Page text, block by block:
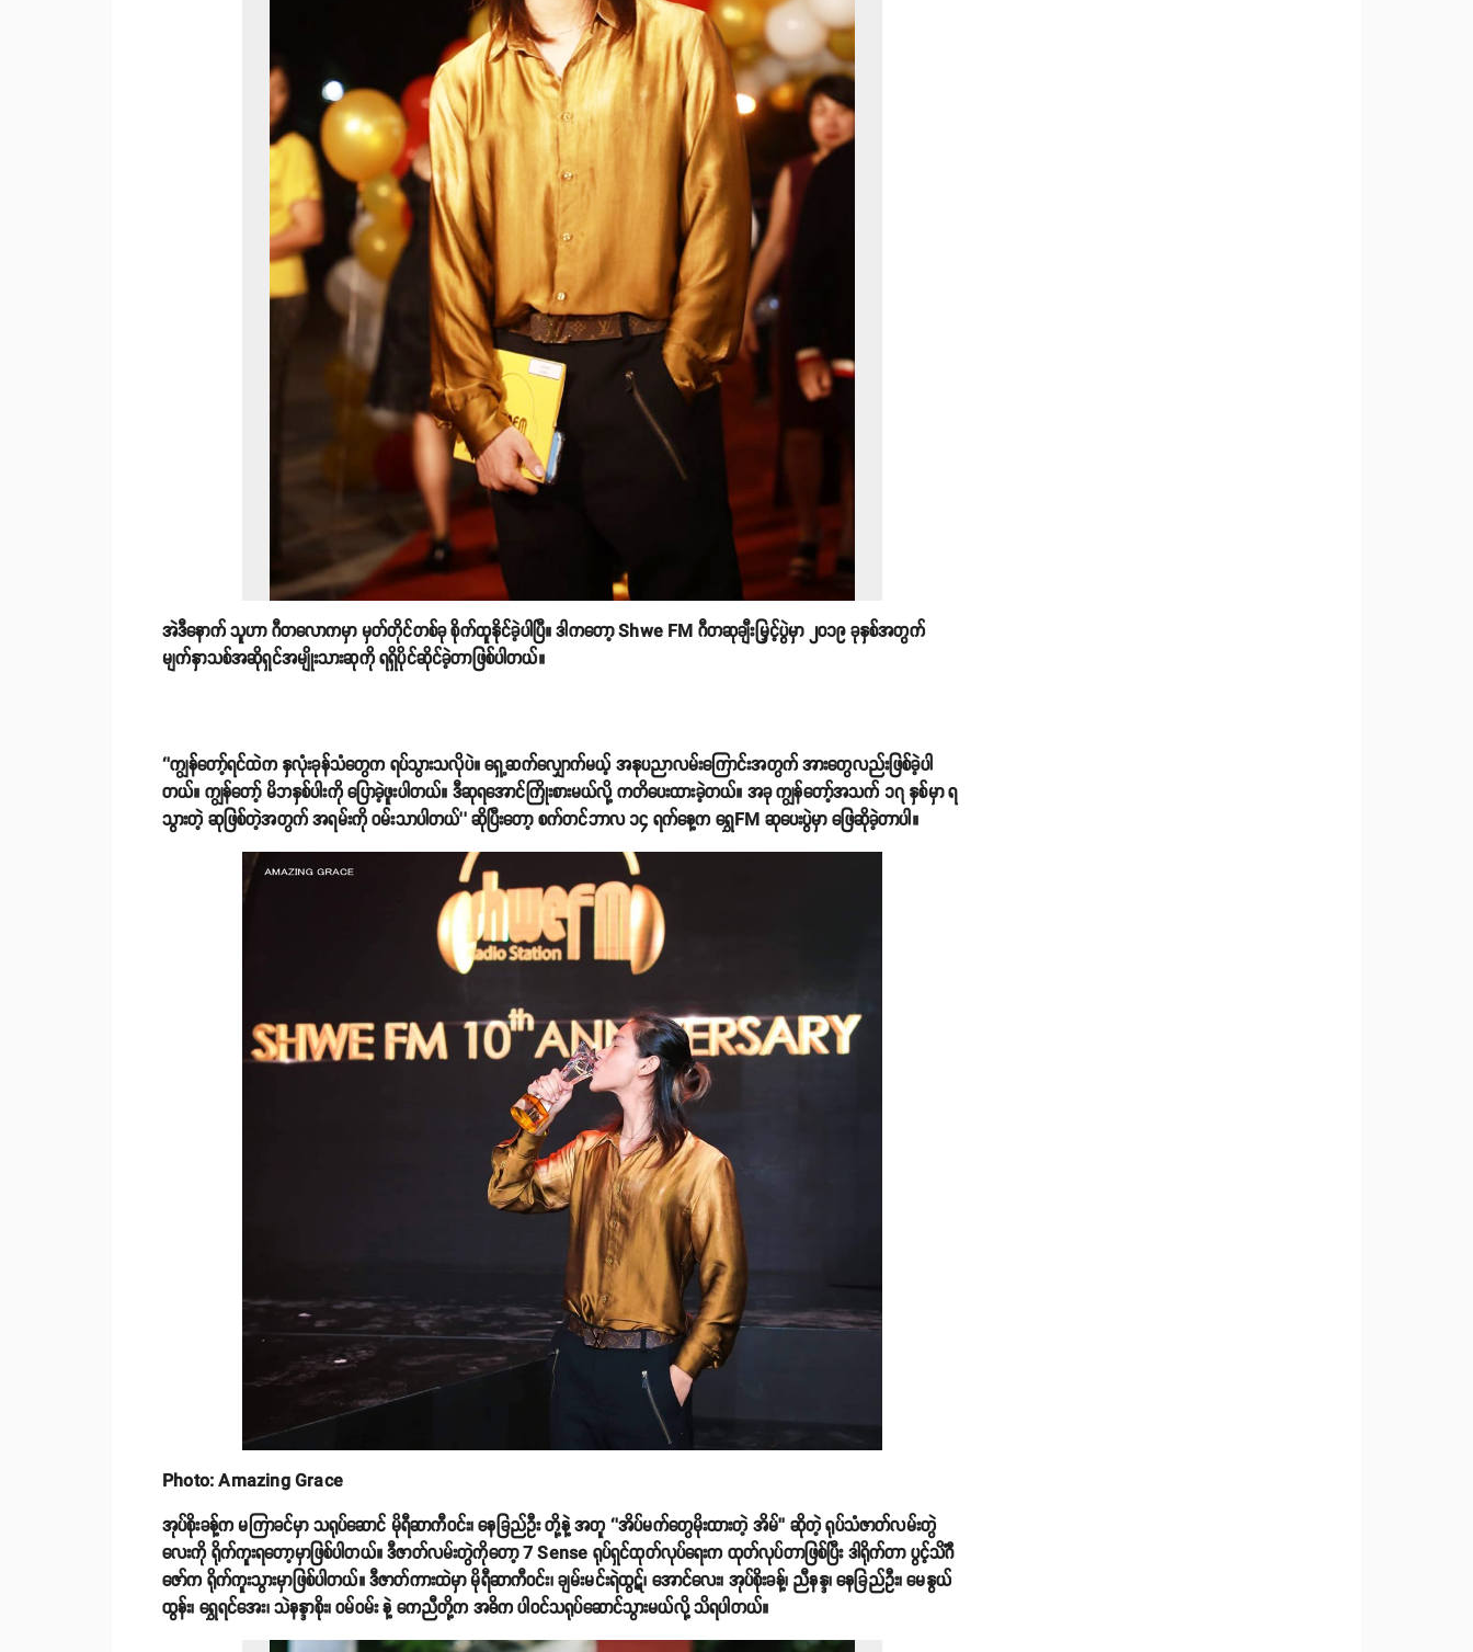
အဲဒီနောက် သူဟာ ဂီတလောကမှာ မှတ်တိုင်တစ်ခု စိုက်ထူနိုင်ခဲ့ပါပြီ။ ဒါကတော့ Shwe FM ဂီတဆုချီးမြှင့်ပွဲမှာ ၂၀၁၉ ခုနှစ်အတွက်
မျက်နှာသစ်အဆိုရှင်အမျိုးသားဆုကို ရရှိပိုင်ဆိုင်ခဲ့တာဖြစ်ပါတယ်။
‘’ကျွန်တော့်ရင်ထဲက နှလုံးခုန်သံတွေက ရပ်သွားသလိုပဲ။ ရှေ့ဆက်လျှောက်မယ့် အနုပညာလမ်းကြောင်းအတွက် အားတွေလည်းဖြစ်ခဲ့ပါ
တယ်။ ကျွန်တော့် မိဘနှစ်ပါးကို ပြောခဲ့ဖူးပါတယ်။ ဒီဆုရအောင်ကြိုးစားမယ်လို့ ကတိပေးထားခဲ့တယ်။ အခု ကျွန်တော့်အသက် ၁၇ နှစ်မှာ ရ
သွားတဲ့ ဆုဖြစ်တဲ့အတွက် အရမ်းကို ဝမ်းသာပါတယ်’’ ဆိုပြီးတော့ စက်တင်ဘာလ ၁၄ ရက်နေ့က ရွှေFM ဆုပေးပွဲမှာ ဖြေဆိုခဲ့တာပါ။
Photo: Amazing Grace
အုပ်စိုးခန့်က မကြာခင်မှာ သရုပ်ဆောင် မိုရီဆာကီဝင်း၊ နေခြည်ဦး တို့နဲ့ အတူ ‘’အိပ်မက်တွေမိုးထားတဲ့ အိမ်’’ ဆိုတဲ့ ရုပ်သံဇာတ်လမ်းတွဲ
လေးကို ရိုက်ကူးရတော့မှာဖြစ်ပါတယ်။ ဒီဇာတ်လမ်းတွဲကိုတော့ 7 Sense ရုပ်ရှင်ထုတ်လုပ်ရေးက ထုတ်လုပ်တာဖြစ်ပြီး ဒါရိုက်တာ ပွင့်သိင်္ဂီ
ဇော်က ရိုက်ကူးသွားမှာဖြစ်ပါတယ်။ ဒီဇာတ်ကားထဲမှာ မိုရီဆာကီဝင်း၊ ချမ်းမင်းရဲထွဋ်၊ အောင်လေး၊ အုပ်စိုးခန့်၊ ညီနန္ဒ၊ နေခြည်ဦး၊ မေနွယ်
ထွန်း၊ ရွှေရင်အေး၊ သဲနန္ဒာစိုး၊ ဝမ်ဝမ်း နဲ့ ကေညီတို့က အဓိက ပါဝင်သရုပ်ဆောင်သွားမယ်လို့ သိရပါတယ်။